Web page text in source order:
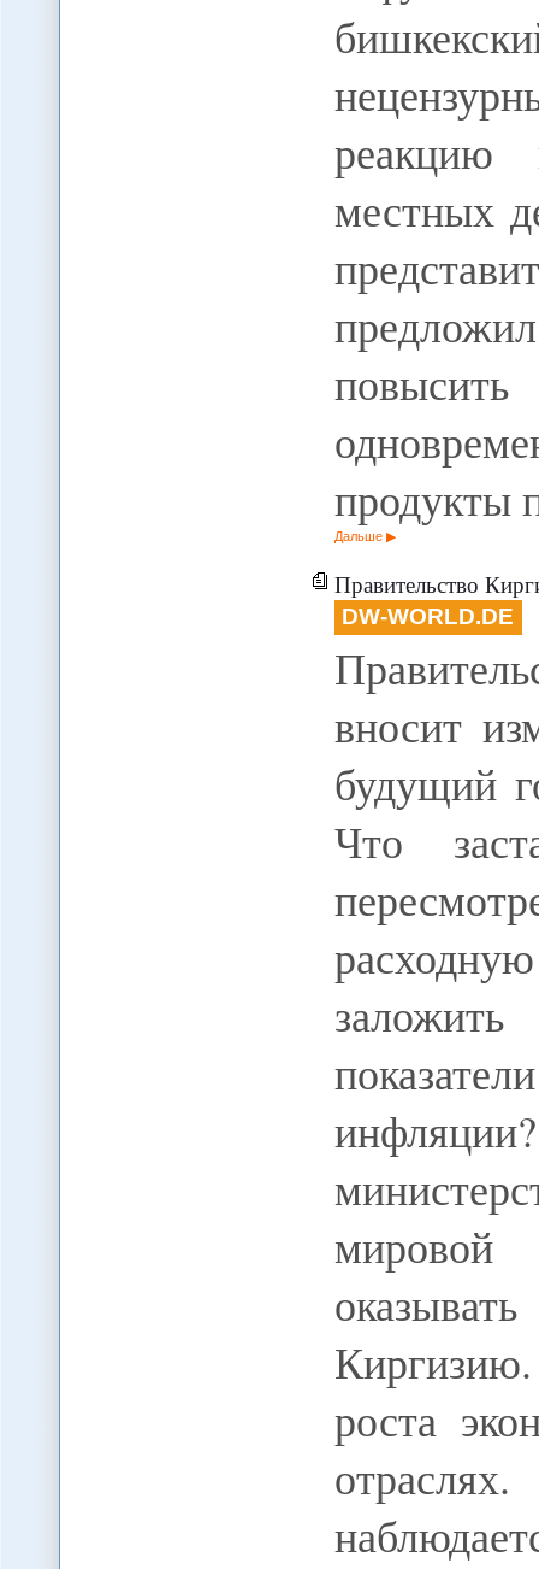
реакцию
местных
продукты
Дальше
Правительство
DW-WORLD.DE
вносит
будущий
Что
мировой
роста